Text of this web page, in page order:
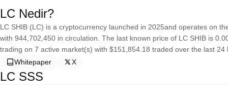
LC Nedir?
LC SHIB (LC) is a cryptocurrency launched in 2025and operates on
with 944,702,450 in circulation. The last known price of LC SHIB is
trading on 7 active market(s) with $151,854.18 traded over the last
Whitepaper
X
LC SSS